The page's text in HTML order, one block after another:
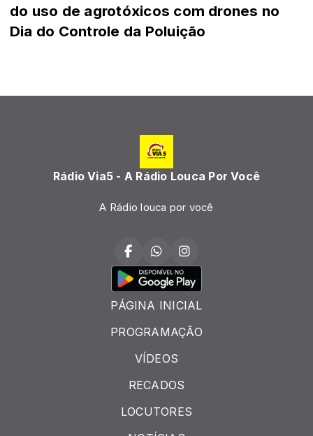
do uso de agrotóxicos com drones no
Dia do Controle da Poluição
Rádio Via5 - A Rádio Louca Por Você
A Rádio louca por você
PÁGINA INICIAL
PROGRAMAÇÃO
VÍDEOS
RECADOS
LOCUTORES